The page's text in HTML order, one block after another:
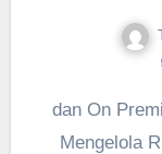
dan On
Mengelola